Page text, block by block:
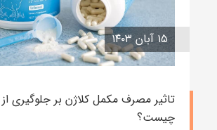
۱۵ آبان ۱۴۰۳
تاثیر مصرف مکمل کلاژن بر جلوگیری
چیست؟